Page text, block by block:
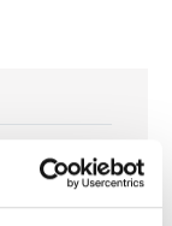
soluzione
da asporto.
temperature